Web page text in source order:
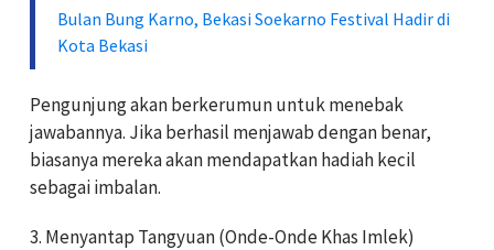
Bulan Bung Karno, Bekasi Soekarno Festival Hadir di
Kota Bekasi
Pengunjung akan berkerumun untuk menebak
jawabannya. Jika berhasil menjawab dengan benar,
biasanya mereka akan mendapatkan hadiah kecil
sebagai imbalan.
3. Menyantap Tangyuan (Onde-Onde Khas Imlek)